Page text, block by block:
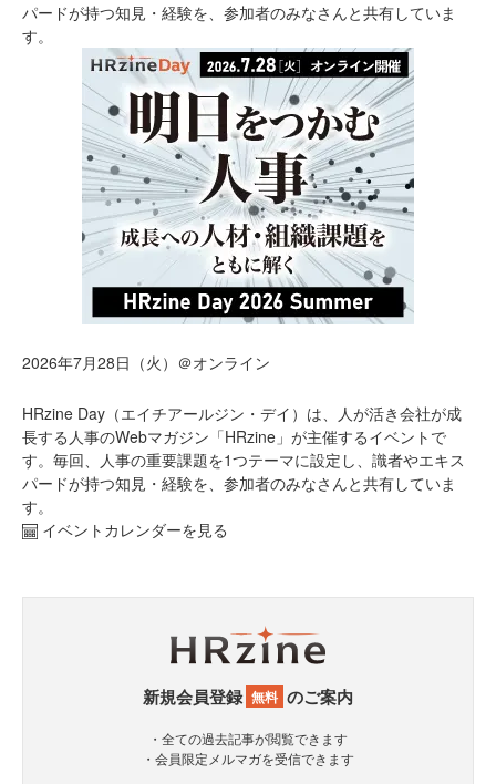
パードが持つ知見・経験を、参加者のみなさんと共有していま
す。
2026年7月28日（火）＠オンライン
HRzine Day（エイチアールジン・デイ）は、人が活き会社が成
長する人事のWebマガジン「HRzine」が主催するイベントで
す。毎回、人事の重要課題を1つテーマに設定し、識者やエキス
パードが持つ知見・経験を、参加者のみなさんと共有していま
す。
イベントカレンダーを見る
新規会員登録 無料 のご案内
・全ての過去記事が閲覧できます
・会員限定メルマガを受信できます